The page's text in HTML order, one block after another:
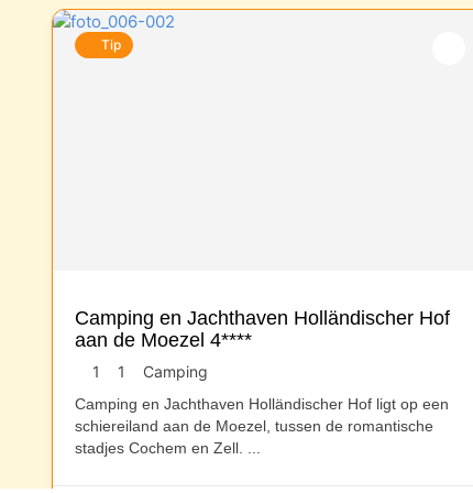
Tip
Camping en Jachthaven Holländischer Hof
aan de Moezel 4****
1 1 Camping
Camping en Jachthaven Holländischer Hof ligt op een
schiereiland aan de Moezel, tussen de romantische
stadjes Cochem en Zell.